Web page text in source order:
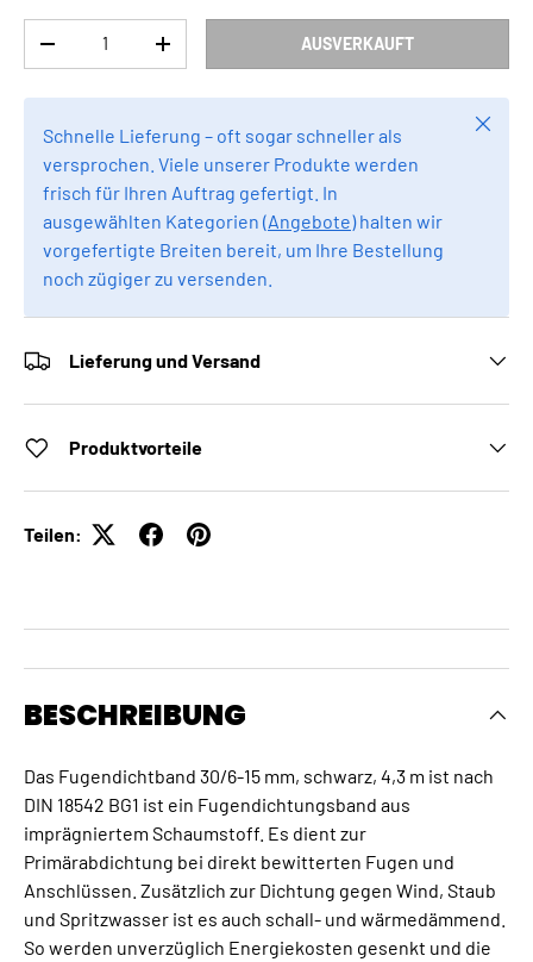
MENGE VERRINGERNMENGE ERHÖHEN AUSVERKAUFT
Schnelle Lieferung – oft sogar schneller als
versprochen. Viele unserer Produkte werden
frisch für Ihren Auftrag gefertigt. In
ausgewählten Kategorien (Angebote) halten wir
vorgefertigte Breiten bereit, um Ihre Bestellung
noch zügiger zu versenden.
Lieferung und Versand
Produktvorteile
Teilen:
BESCHREIBUNG
Das Fugendichtband 30/6-15 mm, schwarz, 4,3 m ist nach
DIN 18542 BG1 ist ein Fugendichtungsband aus
imprägniertem Schaumstoff. Es dient zur
Primärabdichtung bei direkt bewitterten Fugen und
Anschlüssen. Zusätzlich zur Dichtung gegen Wind, Staub
und Spritzwasser ist es auch schall- und wärmedämmend.
So werden unverzüglich Energiekosten gesenkt und die